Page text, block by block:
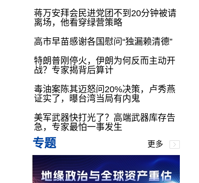
蒋万安拜会民进党团不到20分钟被请
离场，他看穿绿营策略
高市早苗感谢各国慰问“独漏赖清德”
特朗普刚停火，伊朗为何反而主动开
战？专家揭背后算计
毒油案陈其迈怒问20%决策，卢秀燕
证实了，曝台湾当局有内鬼
美军武器快打光了？高端武器库存告
急，专家最怕一事发生
专题 更多